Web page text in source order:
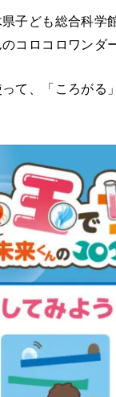
子ども総合科学
コロコロワンダ
て、「ころがる